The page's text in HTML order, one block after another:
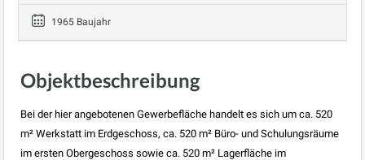
1965 Baujahr
Objektbeschreibung
Bei der hier angebotenen Gewerbefläche handelt es sich um ca. 520
m² Werkstatt im Erdgeschoss, ca. 520 m² Büro- und Schulungsräume
im ersten Obergeschoss sowie ca. 520 m² Lagerfläche im